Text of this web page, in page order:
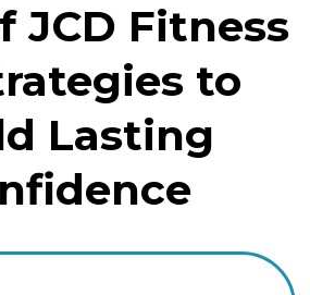
JCD Fitness
to
Lasting